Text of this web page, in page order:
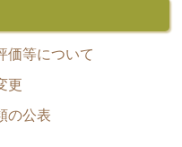
価等について
更
の公表